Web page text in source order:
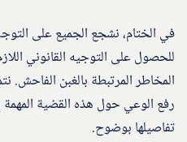
في الختام، نشجع الجميع على
للحصول على التوجيه القانوني
المخاطر المرتبطة بالغبن
رفع الوعي حول هذه القضية
تفاصيلها بوضوح.